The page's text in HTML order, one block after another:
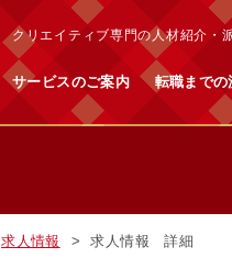
クリエイティブ専門の人材紹介・
サービスのご案内 転職までの
求人情報 求人情報 詳細